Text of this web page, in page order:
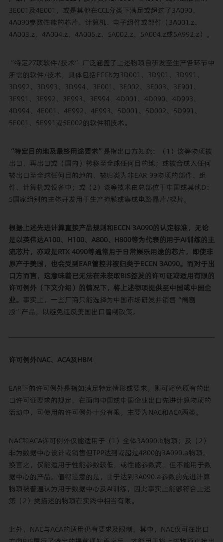
3E001及4E001，或是其他在CCL分类下满足或超过了3A090、
4A090参数性能的芯片、计算机、电子组件或部件（3A001.z、
4A003.z、4A004.z、4A005.z、5A002.z、5A004.z或5A992.z）。
“特定27项软件/技术” 广泛涵盖了上述物项自研发至生产各环节中
所需的软件/技术，具体包括ECCN为3D001、3D901、3D991、
3D992、3D993、3D994、3E001、3E002、3E003、3E901、
3E991、3E992、3E993、3E994、4D001、4D090、4D993、
4D994、4E001、4E992、4E993、5D001、5D002、5D991、
5E001、5E991或5E002的软件和技术。
“特定目的地及最终用途要求” 是指出口方知晓：（1）该等物项被
出口、再出口或（国内）转移至全球任何目的地；或被合成入任何
被出口至全球任何目的地的、被归类为非EAR 99物项的部件、组
件、计算机或设备中；或（2）该等技术由总部位于中国或其他D：
5国家组别的主体开发用于生产掩膜或集成电路晶片/裸片。
根据上述先进计算直接产品规则和ECCN 3A090的认定标准，无论
是以英伟达A100、H100、A800、H800等为代表的用于AI训练的主
流芯片，亦或是RTX 4090等通常用于日常娱乐用途的芯片，即使非
原产于美国，也会受到EAR管控并被归类于ECCN 3A090。而对于出
口方而言，这意味着已无法在未获取BIS签发的许可证或适用有限的
许可例外（下文介绍）的情况下，将上述物项提供至中国或中国企
业。 事实上，一些厂商只能选择为中国市场研发并销售“阉割
版”产品，以避免违反美国出口管制政策。
许可例外NAC、ACA及HBM
EAR下的许可例外是指如满足特定情形或要求，则可豁免原有的出
口许可证要求的规定。在面向中国或中国企业出口先进计算物项的
活动中，可使用的许可例外十分有限，主要为NAC和ACA两类。
NAC和ACA许可例外仅能适用于（1）全体3A090.b物项；及（2）
非为数据中心设计或销售但TPP达到或超过4800的3A090.a物项。
换言之，仅能适用于性能参数较低，或性能参数高，但不能用于数
据中心的产品。值得注意的是，由于达到3A090.a参数的先进计算
物项被普遍认为用于数据中心及AI训练，因此事实上能够符合上述
第（2）类描述的物项在实践中相当有限。
此外，NAC与ACA的适用仍有要求及限制。其中，NAC仅可在出口